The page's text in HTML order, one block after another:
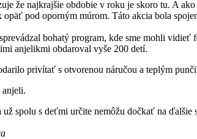
že najkrajšie obdobie v roku je skoro tu. A
pod oporným múrom. Táto akcia bola
bohatý program, kde sme mohli vidieť
anjelikmi obdaroval vyše 200 detí.
privítať s otvorenou náručou a teplým
spolu s deťmi určite nemôžu dočkať na ďalšie